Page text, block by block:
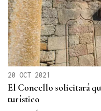
20 OCT 2021
El Concello solicitará
turístico